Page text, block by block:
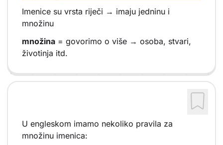
Imenice su vrsta riječi → imaju jedninu i
množinu
množina = govorimo o više → osoba, stvari,
životinja itd.
U engleskom imamo nekoliko pravila za
množinu imenica: